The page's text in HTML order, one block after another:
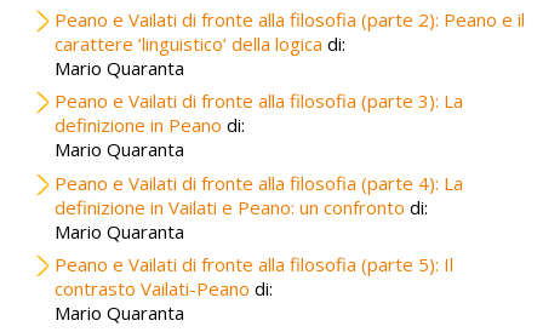
Peano e Vailati di fronte alla filosofia (parte 2): Peano e il
carattere ‘linguistico’ della logica di:
Mario Quaranta
Peano e Vailati di fronte alla filosofia (parte 3): La
definizione in Peano di:
Mario Quaranta
Peano e Vailati di fronte alla filosofia (parte 4): La
definizione in Vailati e Peano: un confronto di:
Mario Quaranta
Peano e Vailati di fronte alla filosofia (parte 5): Il
contrasto Vailati-Peano di:
Mario Quaranta